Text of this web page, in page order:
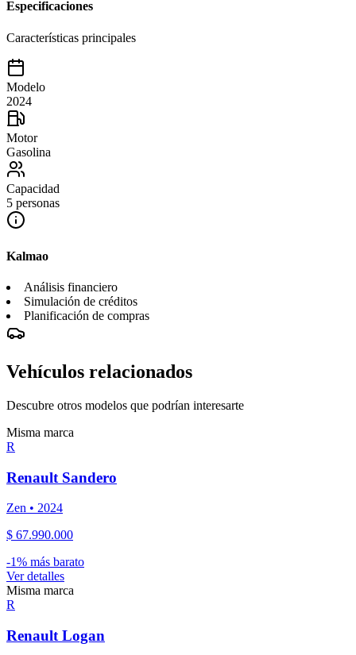
Especificaciones
Características principales
Modelo
2024
Motor
Gasolina
Capacidad
5 personas
Kalmao
Análisis financiero
Simulación de créditos
Planificación de compras
Vehículos relacionados
Descubre otros modelos que podrían interesarte
Misma marca
R
Renault Sandero
Zen • 2024
$ 67.990.000
-1% más barato
Ver detalles
Misma marca
R
Renault Logan